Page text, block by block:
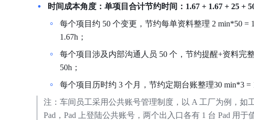
时间成本角度：单项目合计节约时间：1.67 + 1.67 + 25 +
每个项目约 50 个变更，节约每单资料整理 2 min*50 =
1.67h；
每个项目涉及内部沟通人员 50 个，节约提醒+资料完
50h；
每个项目历时约 3 个月，节约定期台账整理30 min*3 =
注：车间员工采用公共账号管理制度，以 A 工厂为例，如
Pad，Pad 上登陆公共账号，两个出入口各有 1 台 Pad 用